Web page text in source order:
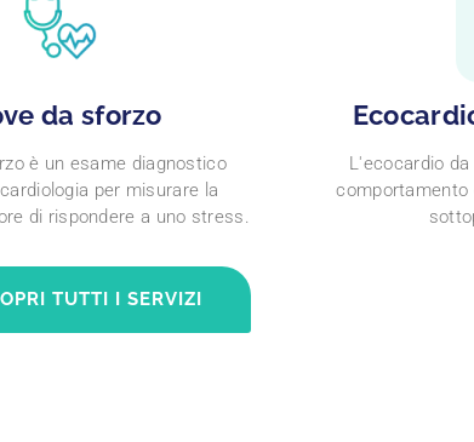
da sforzo
è un esame diagnostico
per misurare la
di rispondere a uno stress.
L'ecocardio
comportamento
TUTTI I SERVIZI